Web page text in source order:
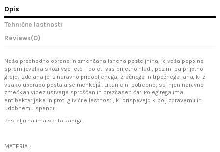
Opis
Tehnične lastnosti
Reviews(0)
Naša predhodno oprana in zmehčana lanena posteljnina, je vaša popolna
spremljevalka skozi vse leto – poleti vas prijetno hladi, pozimi pa prijetno
greje. Izdelana je iz naravno pridobljenega, zračnega in trpežnega lana, ki z
vsako uporabo postaja še mehkejši. Likanje ni potrebno, saj njen naravno
zmečkan videz ustvarja sproščen in brezčasen čar. Poleg tega ima
antibakterijske in proti glivične lastnosti, ki prispevajo k bolj zdravemu in
udobnemu spancu.
Posteljnina ima skrito zadrgo.
MATERIAL: